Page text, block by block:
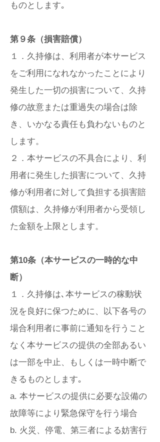
ものとします｡
第９条（損害賠償）
１．久持修は、利用者が本サービス
をご利用になれなかったことにより
発生した一切の損害について、久持
修の故意または重過失の場合は除
き、いかなる責任も負わないものと
します。
２．本サービスの不具合により、利
用者に発生した損害について、久持
修が利用者に対して負担する損害賠
償額は、久持修が利用者から受領し
た金額を上限とします。
第10条（本サービスの一時的な中
断）
１．久持修は､本サービスの稼動状
況を良好に保つために、以下各号の
場合利用者に事前に通知を行うこと
なく本サービスの提供の全部あるい
は一部を中止、もしくは一時中断で
きるものとします｡
a. 本サービスの提供に必要な設備の
故障等により緊急保守を行う場合
b. 火災、停電、第三者による妨害行